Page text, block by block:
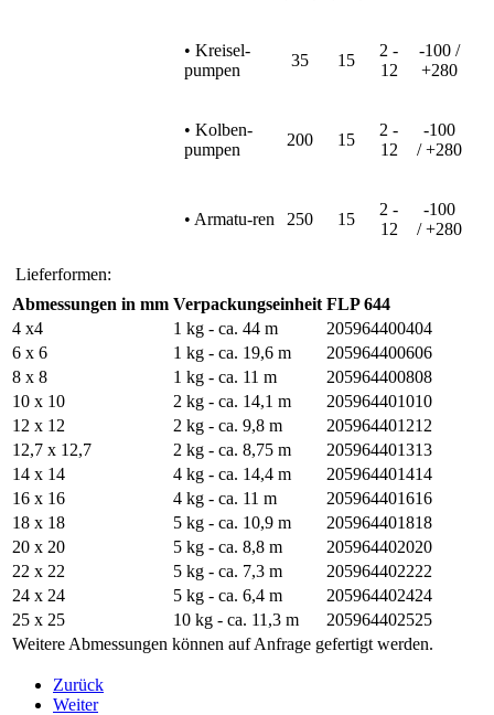
• Kreisel-
pumpen
35 15
2 -
12
-100 /
+280
• Kolben-
pumpen
200 15
2 -
12
-100
/ +280
• Armatu-ren 250 15
2 -
12
-100
/ +280
Lieferformen:
Abmessungen in mm Verpackungseinheit FLP 644
4 x4
1 kg - ca. 44 m
205964400404
6 x 6
1 kg - ca. 19,6 m
205964400606
8 x 8
1 kg - ca. 11 m
205964400808
10 x 10
2 kg - ca. 14,1 m
205964401010
12 x 12
2 kg - ca. 9,8 m
205964401212
12,7 x 12,7
2 kg - ca. 8,75 m
205964401313
14 x 14
4 kg - ca. 14,4 m
205964401414
16 x 16
4 kg - ca. 11 m
205964401616
18 x 18
5 kg - ca. 10,9 m
205964401818
20 x 20
5 kg - ca. 8,8 m
205964402020
22 x 22
5 kg - ca. 7,3 m
205964402222
24 x 24
5 kg - ca. 6,4 m
205964402424
25 x 25
10 kg - ca. 11,3 m
205964402525
Weitere Abmessungen können auf Anfrage gefertigt werden.
Zurück
Weiter